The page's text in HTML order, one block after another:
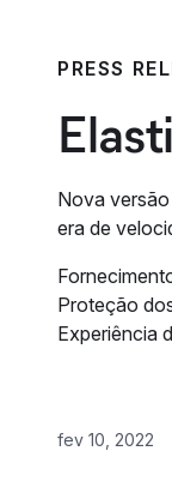
PRESS
Nova
era de
Proteção
Experiência
fev 10, 2022